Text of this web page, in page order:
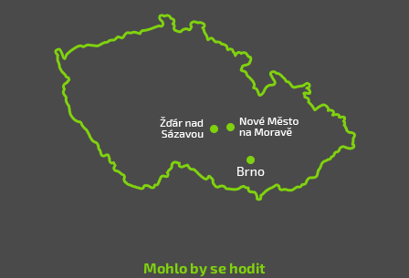
Mohlo by se hodit